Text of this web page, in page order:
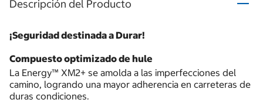
Descripción del Producto
¡Seguridad destinada a Durar!
Compuesto optimizado de hule
La Energy™ XM2+ se amolda a las imperfecciones del
camino, logrando una mayor adherencia en carreteras de
duras condiciones.